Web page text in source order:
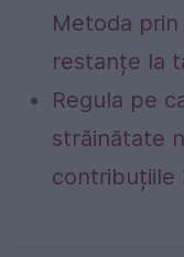
Metoda
restanțe la
Regula pe
străinătate
contribuțiile